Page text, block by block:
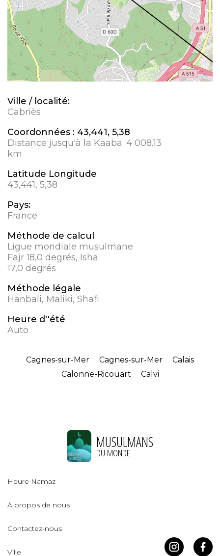
Ville / localité:
Cabriès
Coordonnées : 43,441, 5,38
Distance jusqu'à la Kaaba: 4 008.13
km
Latitude Longitude
43,441, 5,38
Pays:
France
Méthode de calcul
Ligue mondiale musulmane
Fajr 18,0 degrés, Isha
17,0 degrés
Méthode légale
Hanbali, Maliki, Shafi
Heure d''été
Auto
Cagnes-sur-Mer Cagnes-sur-Mer
Calais
Calonne-Ricouart
Calvi
MUSULMANS
DU MONDE
Heure Namaz
À propos de nous
Contactez-nous
Ville